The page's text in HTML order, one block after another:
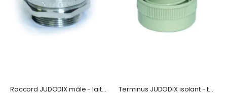
Raccord JUDODIX mâle - laiton nickelé - taille 29 - Pg 29 - IP66 Terminus JUDODIX isolant - taille 29 - polyéthylène gris